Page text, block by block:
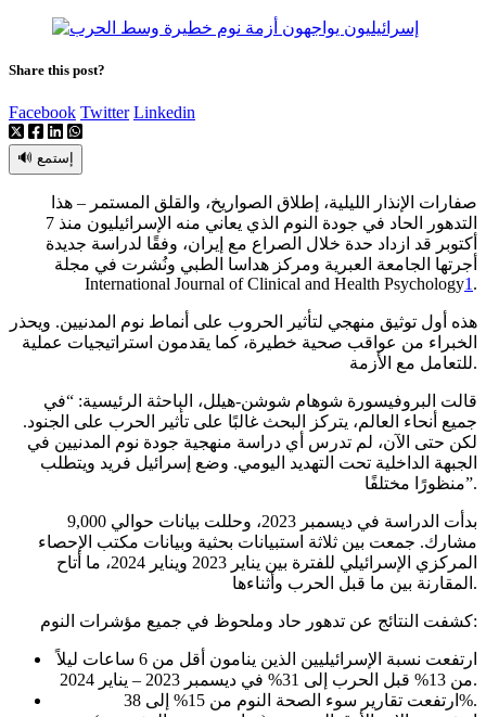
Share this post?
Facebook Twitter Linkedin
🔊 إستمع
صفارات الإنذار الليلية، إطلاق الصواريخ، والقلق المستمر – هذا
التدهور الحاد في جودة النوم الذي يعاني منه الإسرائيليون منذ 7
أكتوبر قد ازداد حدة خلال الصراع مع إيران، وفقًا لدراسة جديدة
أجرتها الجامعة العبرية ومركز هداسا الطبي ونُشرت في مجلة
International Journal of Clinical and Health Psychology1 .
هذه أول توثيق منهجي لتأثير الحروب على أنماط نوم المدنيين. ويحذر
الخبراء من عواقب صحية خطيرة، كما يقدمون استراتيجيات عملية
للتعامل مع الأزمة.
قالت البروفيسورة شوهام شوشن-هيلل، الباحثة الرئيسية: “في
جميع أنحاء العالم، يتركز البحث غالبًا على تأثير الحرب على الجنود.
لكن حتى الآن، لم تدرس أي دراسة منهجية جودة نوم المدنيين في
الجبهة الداخلية تحت التهديد اليومي. وضع إسرائيل فريد ويتطلب
منظورًا مختلفًا”.
بدأت الدراسة في ديسمبر 2023، وحللت بيانات حوالي 9,000
مشارك. جمعت بين ثلاثة استبيانات بحثية وبيانات مكتب الإحصاء
المركزي الإسرائيلي للفترة بين يناير 2023 ويناير 2024، ما أتاح
المقارنة بين ما قبل الحرب وأثناءها.
كشفت النتائج عن تدهور حاد وملحوظ في جميع مؤشرات النوم:
ارتفعت نسبة الإسرائيليين الذين ينامون أقل من 6 ساعات ليلاً
من 13% قبل الحرب إلى 31% في ديسمبر 2023 – يناير 2024.
ارتفعت تقارير سوء الصحة النوم من 15% إلى 38%.